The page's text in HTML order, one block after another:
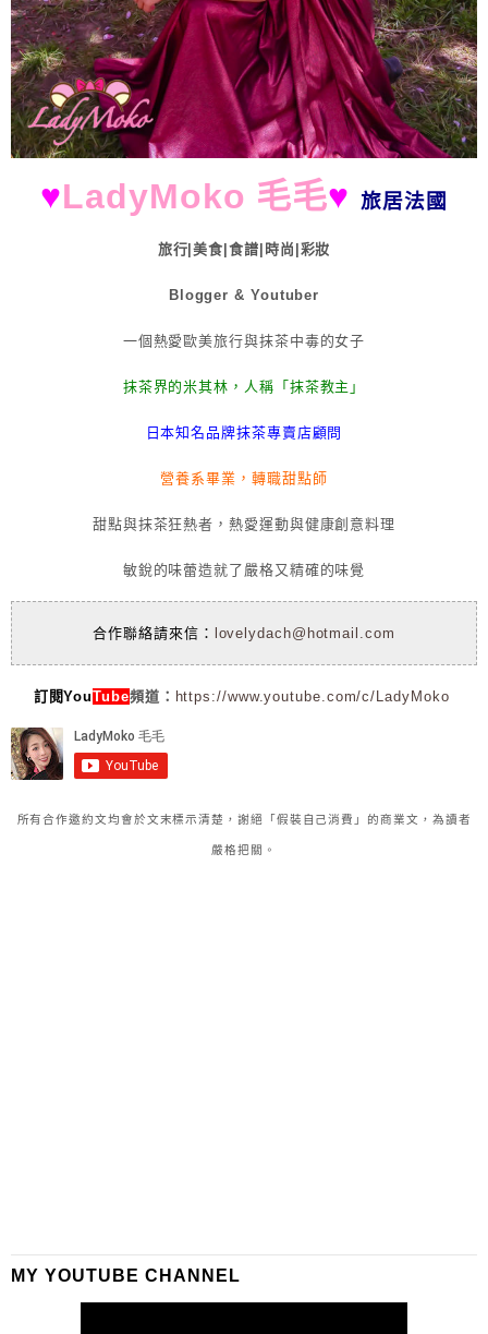
♥LadyMoko 毛毛♥旅居法國
旅行|美食|食譜|時尚|彩妝
Blogger & Youtuber
一個熱愛歐美旅行與抹茶中毒的女子
抹茶界的米其林，人稱「抹茶教主」
日本知名品牌抹茶專賣店顧問
營養系畢業，轉職甜點師
甜點與抹茶狂熱者，熱愛運動與健康創意料理
敏銳的味蕾造就了嚴格又精確的味覺
合作聯絡請來信： lovelydach@hotmail.com
訂閱YouTube頻道： https://www.youtube.com/c/LadyMoko
所有合作邀約文均會於文末標示清楚，謝絕「假裝自己消費」的商業文，為讀者
嚴格把關。
MY YOUTUBE CHANNEL